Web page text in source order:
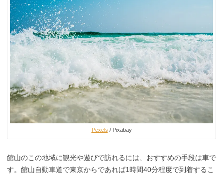
Pexels / Pixabay
館山のこの地域に観光や遊びで訪れるには、おすすめの手段は車で
す。館山自動車道で東京からであれば1時間40分程度で到着するこ